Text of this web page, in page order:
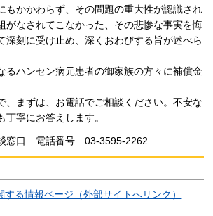
もかかわらず、その問題の重大性が認識され
がなされてこなかった、その悲惨な事実を悔
深刻に受け止め、深くおわびする旨が述べら
るハンセン病元患者の御家族の方々に補償金
、まずは、お電話でご相談ください。不安な
丁寧にお答えします。
窓口 電話番号 03-3595-2262
する情報ページ（外部サイトへリンク）